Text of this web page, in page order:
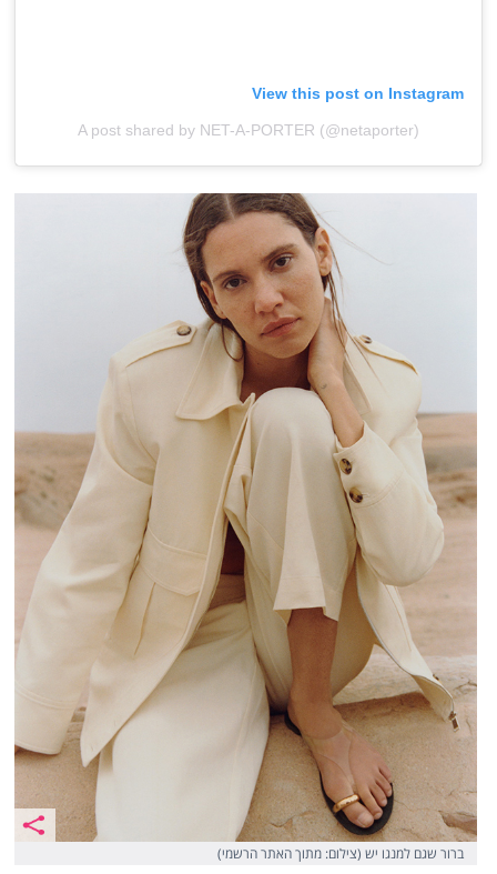
View this post on Instagram
A post shared by NET-A-PORTER (@netaporter)
ברור שגם למנגו יש (צילום: מתוך האתר הרשמי)